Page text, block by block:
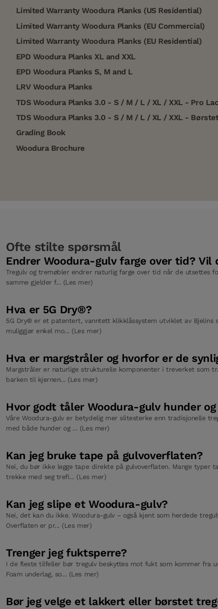
Limited Warranty Woodura Planks (US Residential)
Limited Warranty Woodura Planks (EU Commercial)
Limited Warranty Woodura Planks (EU Residential)
EPD Woodura Planks XL and XXL
EPD Woodura Planks S, M and L
LRV Woodura Planks
TDS Woodura Planks 3.0 - S / M / L / XL / XXL - Pro
TDS Woodura Planks 3.0 - S / M / L / XL / XXL -
Grading Book
Woodura Brochure
Ofte stilte spørsmål
Endrer Woodura-gulv farge over tid? Vil
Tregulv og tremøbler endrer naturlig farge over tid når de utsettes
samme gjelder f... (Les mer)
Hva er 5G Dry®?
5G Dry® er et patentert, vanntett klikklåssystem utviklet av Bjelins
muliggjør enkel mo... (Les mer)
Hva er margstråler og hvorfor er de
Margstråler er naturlige strukturelle komponenter i treverket som
barken til kjernen... (Les mer)
Hvor godt tåler Woodura-gulv hunder
Våre Woodura-gulv er betydelig mer slitesterke enn tradisjonelle
med både hunder og ... (Les mer)
Kan jeg bruke tape på gulvoverflaten?
Nei, du bør ikke legge tape direkte på gulvoverflaten. Mange typer
trekke med seg trefi... (Les mer)
Kan jeg slipe et Woodura-gulv?
Nei, det kan du ikke. Woodura-gulv – også kjent som herdede
Overflaten er pr... (Les mer)
Trenger jeg fuktsperre?
I de fleste tilfeller bør tregulv beskyttes mot fukt som kommer fra
Foam underlag, so... (Les mer)
Bør jeg velge et lakkert eller børstet